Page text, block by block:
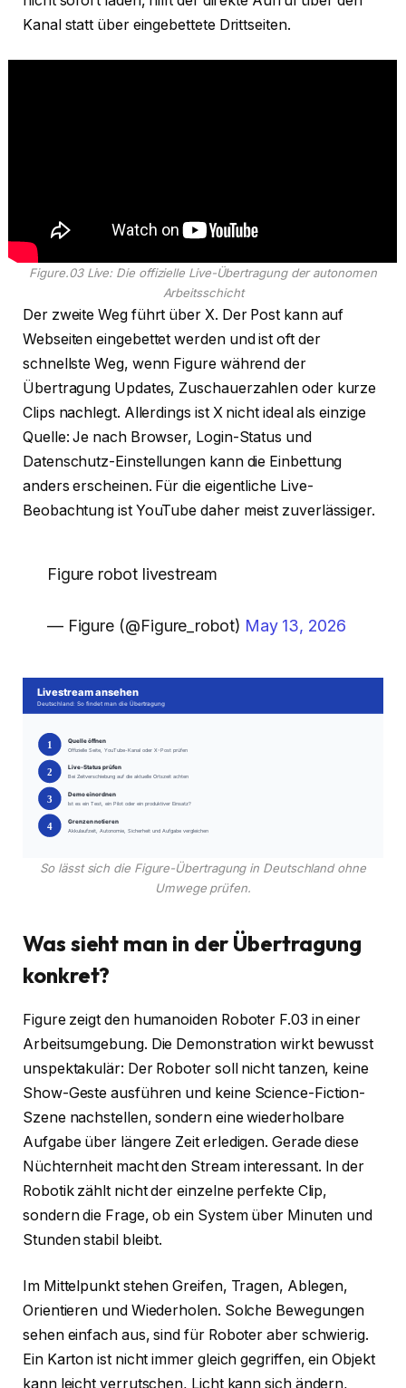
Kanal statt über eingebettete Drittseiten.
Figure.03 Live: Die offizielle Live-Übertragung der autonomen
Arbeitsschicht
Der zweite Weg führt über X. Der Post kann auf
Webseiten eingebettet werden und ist oft der
schnellste Weg, wenn Figure während der
Übertragung Updates, Zuschauerzahlen oder kurze
Clips nachlegt. Allerdings ist X nicht ideal als einzige
Quelle: Je nach Browser, Login-Status und
Datenschutz-Einstellungen kann die Einbettung
anders erscheinen. Für die eigentliche Live-
Beobachtung ist YouTube daher meist zuverlässiger.
Figure robot livestream
— Figure (@Figure_robot) May 13, 2026
So lässt sich die Figure-Übertragung in Deutschland ohne
Umwege prüfen.
Was sieht man in der Übertragung
konkret?
Figure zeigt den humanoiden Roboter F.03 in einer
Arbeitsumgebung. Die Demonstration wirkt bewusst
unspektakulär: Der Roboter soll nicht tanzen, keine
Show-Geste ausführen und keine Science-Fiction-
Szene nachstellen, sondern eine wiederholbare
Aufgabe über längere Zeit erledigen. Gerade diese
Nüchternheit macht den Stream interessant. In der
Robotik zählt nicht der einzelne perfekte Clip,
sondern die Frage, ob ein System über Minuten und
Stunden stabil bleibt.
Im Mittelpunkt stehen Greifen, Tragen, Ablegen,
Orientieren und Wiederholen. Solche Bewegungen
sehen einfach aus, sind für Roboter aber schwierig.
Ein Karton ist nicht immer gleich gegriffen, ein Objekt
kann leicht verrutschen, Licht kann sich ändern,